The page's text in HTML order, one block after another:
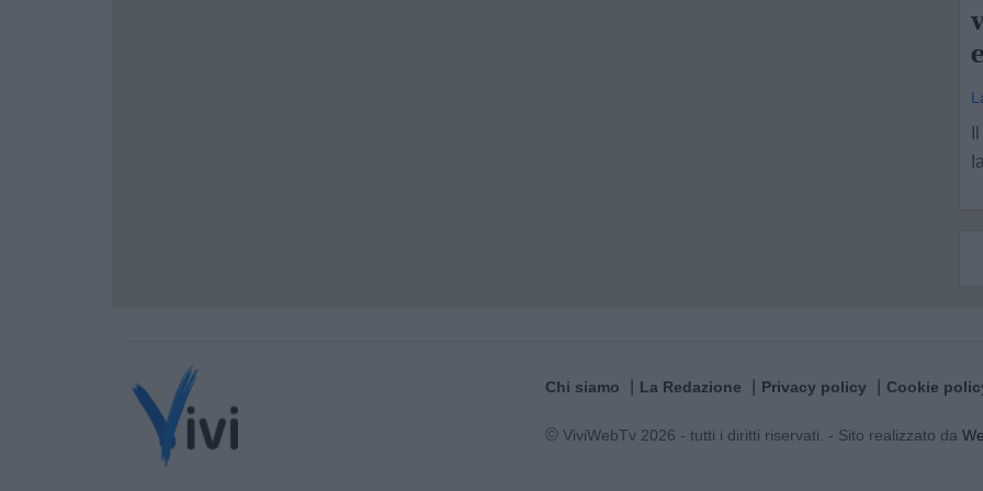
Chi siamo La Redazione Privacy policy Cookie
© ViviWebTv 2026 - tutti i diritti riservati. - Sito realizzato da We